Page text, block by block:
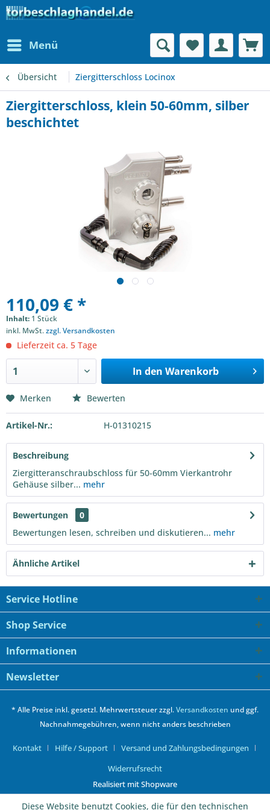
Menü
Übersicht Ziergitterschloss Locinox
Ziergitterschloss, klein 50-60mm, silber
beschichtet
110,09 € *
Inhalt: 1 Stück
inkl. MwSt.zzgl. Versandkosten
Lieferzeit ca. 5 Tage
In den Warenkorb
Merken Bewerten
Artikel-Nr.: H-01310215
Beschreibung
Ziergitteranschraubschloss für 50-60mm Vierkantrohr
Gehäuse silber... mehr
Bewertungen
0
Bewertungen lesen, schreiben und diskutieren... mehr
Ähnliche Artikel
Service Hotline
Shop Service
Informationen
Newsletter
* Alle Preise inkl. gesetzl. Mehrwertsteuer zzgl.Versandkosten und ggf.
Nachnahmegebühren, wenn nicht anders beschrieben
Kontakt Hilfe / Support
Versand und Zahlungsbedingungen
Widerrufsrecht
Realisiert mit Shopware
Diese Website benutzt Cookies, die für den technischen